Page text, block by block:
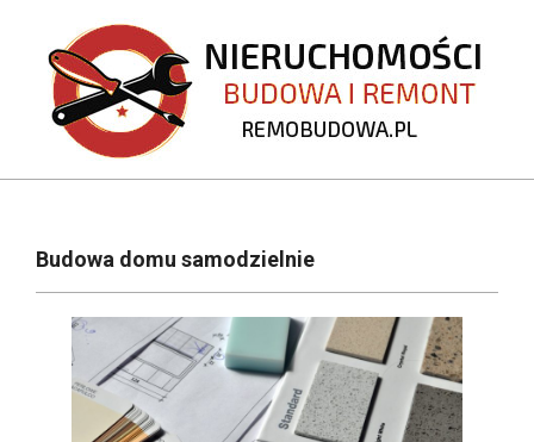
content
REMOBUDOWA.PL
NavigationBudowa domu samodzielnie